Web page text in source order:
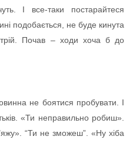
І все-таки постарайтеся
подобається, не буде кинута
Почав – ходи хоча б до
не боятися пробувати. І
«Ти неправильно робиш».
“Ти не зможеш”. «Ну хіба